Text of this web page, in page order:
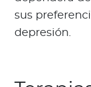
sus
depresión.